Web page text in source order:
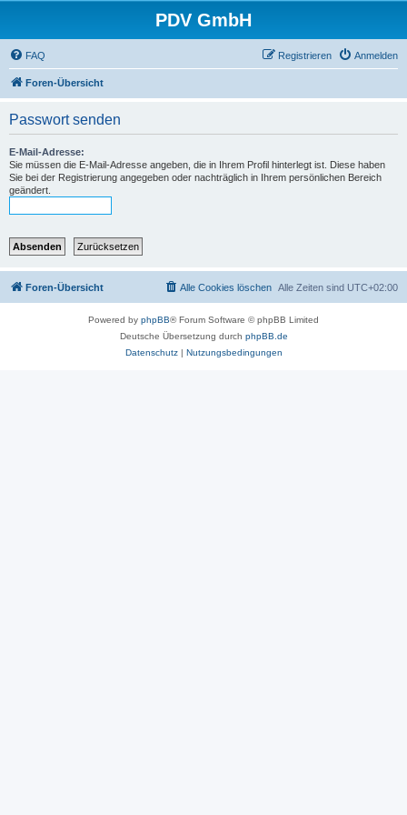
PDV GmbH
FAQ Anmelden
Registrieren
Foren-Übersicht
Passwort senden
E-Mail-Adresse:
Sie müssen die E-Mail-Adresse angeben, die in Ihrem Profil hinterlegt ist. Diese haben
Sie bei der Registrierung angegeben oder nachträglich in Ihrem persönlichen Bereich
geändert.
Foren-Übersicht Alle Zeiten sind UTC+02:00
Alle Cookies löschen
Powered by phpBB® Forum Software © phpBB Limited
Deutsche Übersetzung durch phpBB.de
Datenschutz| Nutzungsbedingungen